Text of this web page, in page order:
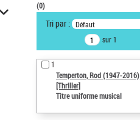
VOTRE RECHERCHE
Recherche avancée dans les
notices d’autorité
Œuvres liées à l'auteur :
Temperton, Rod (1947-2016)
(0)
Tri par : Défaut
sur 1
1
Temperton, Rod (1947-2016)
[Thriller]
Titre uniforme musical